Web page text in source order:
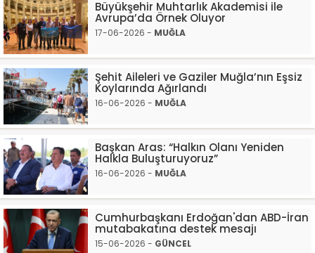
Büyükşehir Muhtarlık Akademisi ile
Avrupa’da Örnek Oluyor
17-06-2026 - MUĞLA
Şehit Aileleri ve Gaziler Muğla’nın Eşsiz
Koylarında Ağırlandı
16-06-2026 - MUĞLA
Başkan Aras: “Halkın Olanı Yeniden
Halkla Buluşturuyoruz”
16-06-2026 - MUĞLA
Cumhurbaşkanı Erdoğan'dan ABD-İran
mutabakatına destek mesajı
15-06-2026 - GÜNCEL